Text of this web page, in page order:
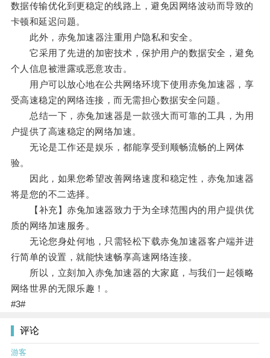
数据传输优化到更稳定的线路上，避免因网络波动而导致的
卡顿和延迟问题。
此外，赤兔加速器注重用户隐私和安全。
它采用了先进的加密技术，保护用户的数据安全，避免
个人信息被泄露或恶意攻击。
用户可以放心地在公共网络环境下使用赤兔加速器，享
受高速稳定的网络连接，而无需担心数据安全问题。
总结一下，赤兔加速器是一款强大而可靠的工具，为用
户提供了高速稳定的网络加速。
无论是工作还是娱乐，都能享受到顺畅流畅的上网体
验。
因此，如果您希望改善网络速度和稳定性，赤兔加速器
将是您的不二选择。
【补充】赤兔加速器致力于为全球范围内的用户提供优
质的网络加速服务。
无论您身处何地，只需轻松下载赤兔加速器客户端并进
行简单的设置，就能快速畅享高速网络连接。
所以，立刻加入赤兔加速器的大家庭，与我们一起领略
网络世界的无限乐趣！。
#3#
评论
游客